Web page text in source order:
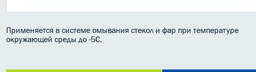
Применяется в системе омывания стекол и фар при температуре
окружающей среды до -5C.